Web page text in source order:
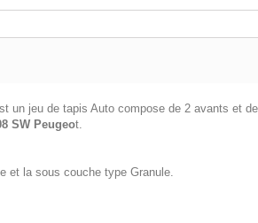
un jeu de tapis Auto compose de 2 avants et
SW Peugeot.
et la sous couche type Granule.